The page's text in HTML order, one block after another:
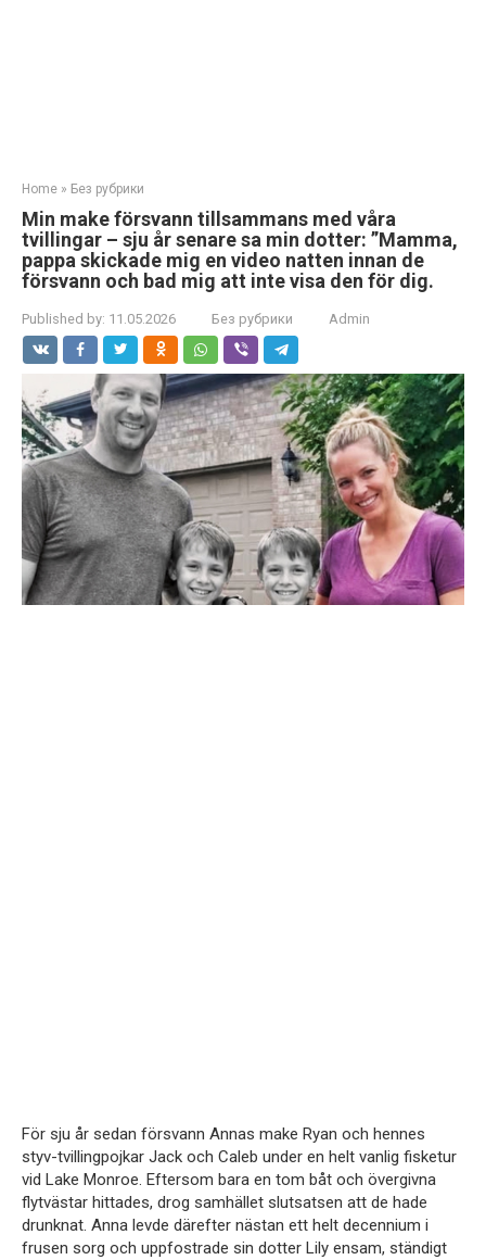
Home » Без рубрики
Min make försvann tillsammans med våra
tvillingar – sju år senare sa min dotter: ”Mamma,
pappa skickade mig en video natten innan de
försvann och bad mig att inte visa den för dig.
Published by: 11.05.2026 Без рубрики Admin
För sju år sedan försvann Annas make Ryan och hennes
styv-tvillingpojkar Jack och Caleb under en helt vanlig fisketur
vid Lake Monroe. Eftersom bara en tom båt och övergivna
flytvästar hittades, drog samhället slutsatsen att de hade
drunknat. Anna levde därefter nästan ett helt decennium i
frusen sorg och uppfostrade sin dotter Lily ensam, ständigt